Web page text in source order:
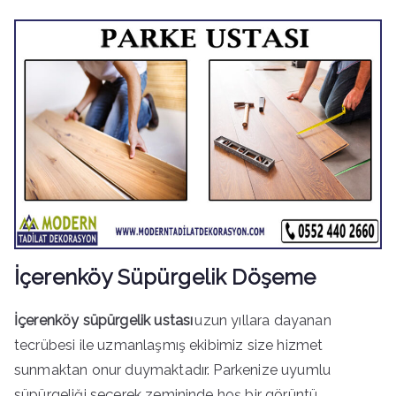
İçerenköy Süpürgelik Döşeme
İçerenköy süpürgelik ustasıuzun yıllara dayanan
tecrübesi ile uzmanlaşmış ekibimiz size hizmet
sunmaktan onur duymaktadır. Parkenize uyumlu